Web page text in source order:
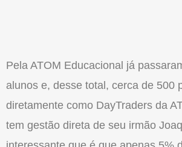
Pela ATOM Educacional já
alunos e, desse total, cerca de 500
diretamente como DayTraders da
tem gestão direta de seu irmão